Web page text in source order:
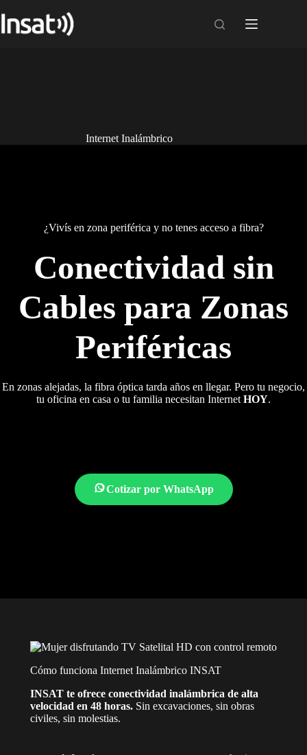
to
content
Internet Inalámbrico
¿Vivís en zona periférica y no tenes acceso a fibra?
Conectividad sin
Cables para Zonas
Periféricas
En zonas alejadas, la fibra óptica tarda años en llegar. Pero tu negocio,
tu oficina en casa o tu familia necesitan Internet HOY.
Cotizar por WhatsApp
Cómo funciona Internet Inalámbrico INSAT
INSAT te ofrece conectividad inalámbrica de alta
velocidad en 48 horas.Sin excavaciones, sin obras
civiles, sin molestias.